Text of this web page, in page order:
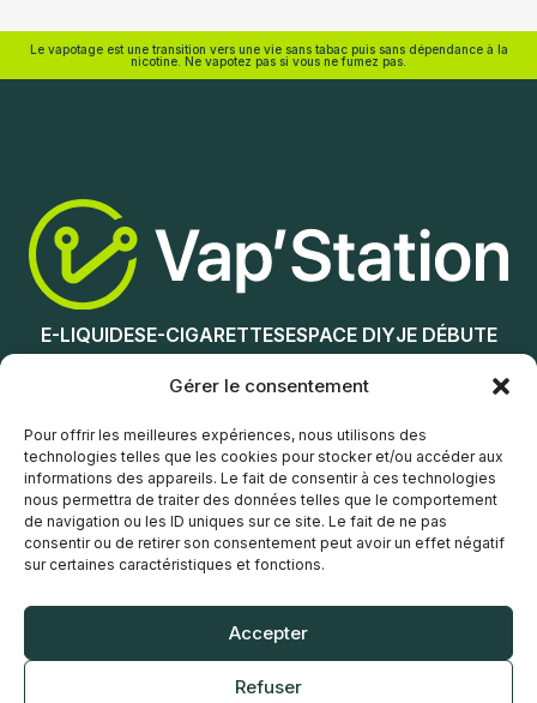
Gérer le consentement
Pour offrir les meilleures expériences, nous utilisons des
technologies telles que les cookies pour stocker et/ou accéder aux
informations des appareils. Le fait de consentir à ces technologies
nous permettra de traiter des données telles que le comportement
de navigation ou les ID uniques sur ce site. Le fait de ne pas
consentir ou de retirer son consentement peut avoir un effet négatif
sur certaines caractéristiques et fonctions.
Accepter
Refuser
Ajouter au panier Ajouter au panier
Le vapotage est une transition vers une vie sans tabac puis sans dépendance à la
nicotine. Ne vapotez pas si vous ne fumez pas.
E-LIQUIDESE-CIGARETTESESPACE DIYJE DÉBUTE
NOS MAGASINS
Service client
POLITIQUE DE CONFIDENTIALITÉ
CONDITIONS GÉNÉRALES DE VENTE